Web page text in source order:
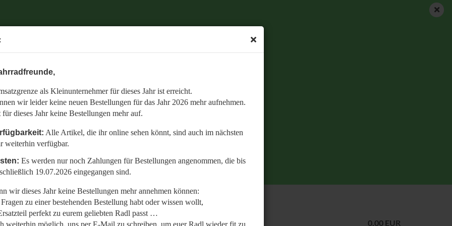
als Kleinunternehmer für dieses Jahr ist erreicht.
wir leider keine neuen Bestellungen für das Jahr 2026 mehr aufnehmen.
dieses Jahr keine Bestellungen mehr auf.
Alle Artikel, die ihr online sehen könnt, sind auch im nächsten
weiterhin verfügbar.
Es werden nur noch Zahlungen für Bestellungen angenommen, die bis
19.07.2026 eingegangen sind.
wir dieses Jahr keine Bestellungen mehr annehmen können:
zu einer bestehenden Bestellung habt oder wissen wollt,
perfekt zu eurem geliebten Radl passt …
weiterhin möglich, uns per E-Mail zu schreiben, um euer Radl wieder fit zu
Herzlich Willkommen bei
aufnehmen.
im nächsten Jahr weiterhin verfügbar.
die bis einschließlich 19.07.2026 eingegangen sind.
wieder fit zu bekommen.
auf den gemeinsamen Start in die neue Saison am 01.01.2027!
PD-6207
0,00 EUR